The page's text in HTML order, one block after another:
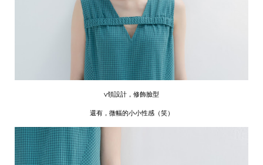
v領設計，修飾臉型
還有，微幅的小小性感（笑）